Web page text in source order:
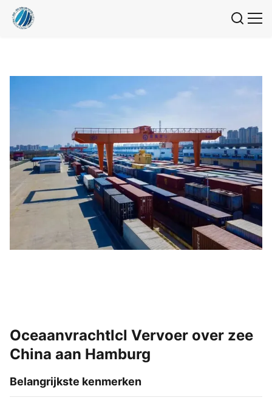
Oceaanvrachtlcl Vervoer over zee
China aan Hamburg
Belangrijkste kenmerken